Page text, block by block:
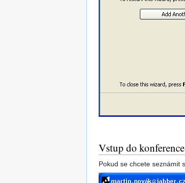
Vstup do konference
Pokud se chcete seznámit